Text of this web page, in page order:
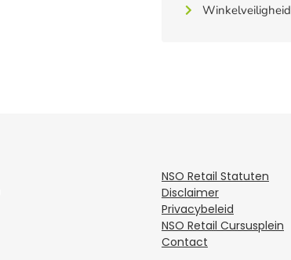
Winkelveiligheid
NSO Retail Statuten
Disclaimer
Privacybeleid
NSO Retail Cursusplein
Contact